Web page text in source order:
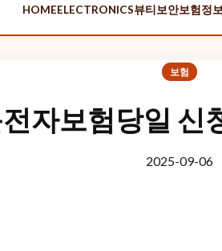
HOMEELECTRONICS뷰티 보안보험정보
보험
자보험당일 신
2025-09-06